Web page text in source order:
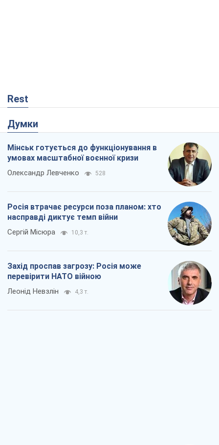
Rest
Думки
Мінськ готується до функціонування в
умовах масштабної воєнної кризи
Олександр Левченко 528
Росія втрачає ресурси поза планом: хто
насправді диктує темп війни
Сергій Місюра 10,3 т.
Захід проспав загрозу: Росія може
перевірити НАТО війною
Леонід Невзлін 4,3 т.